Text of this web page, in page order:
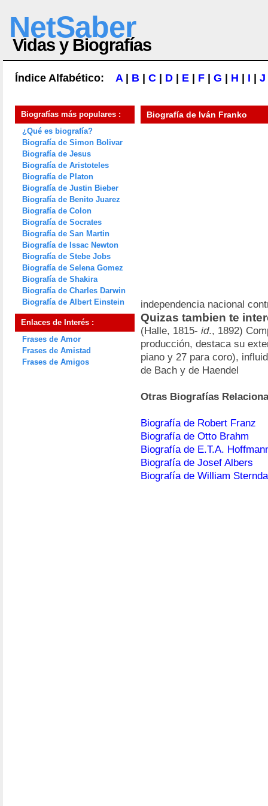
NetSaber
Vidas y Biografías
Índice Alfabético: A| B C D E F G H I J
Biografías más populares :
¿Qué es biografía?
Biografía de Simon Bolivar
Biografía de Jesus
Biografía de Aristoteles
Biografía de Platon
Biografía de Justin Bieber
Biografía de Benito Juarez
Biografía de Colon
Biografía de Socrates
Biografía de San Martin
Biografía de Issac Newton
Biografía de Stebe Jobs
Biografía de Selena Gomez
Biografía de Shakira
Biografía de Charles Darwin
Biografía de Albert Einstein
Enlaces de Interés :
Frases de Amor
Frases de Amistad
Frases de Amigos
Biografía de Iván Franko
independencia nacional
Quizas tambien te
(Halle, 1815- id., 1892)
producción, destaca su
piano y 27 para coro),
de Bach y de Haendel
Otras Biografías
Biografía de Robert Franz
Biografía de Otto Brahm
Biografía de E.T.A.
Biografía de Josef Albers
Biografía de William